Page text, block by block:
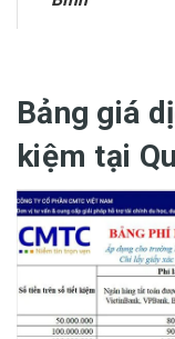
Bảng giá
kiệm tại